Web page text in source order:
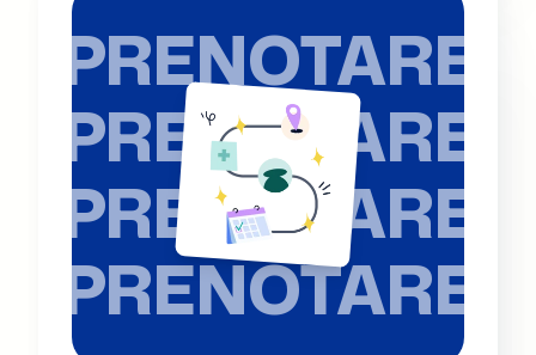
PRENOTARE
PRENOTARE
PRENOTARE
PRENOTARE